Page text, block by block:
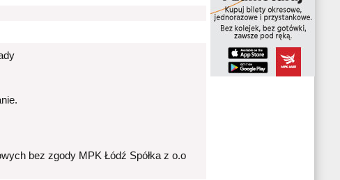
bez zgody MPK Łódź Spółka z o.o